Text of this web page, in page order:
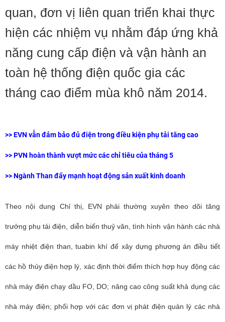
quan, đơn vị liên quan triển khai thực
hiện các nhiệm vụ nhằm đáp ứng khả
năng cung cấp điện và vận hành an
toàn hệ thống điện quốc gia các
tháng cao điểm mùa khô năm 2014.
>>EVN vẫn đảm bảo đủ điện trong điều kiện phụ tải tăng cao
>>PVN hoàn thành vượt mức các chỉ tiêu của tháng 5
>>Ngành Than đẩy mạnh hoạt động sản xuất kinh doanh
Theo nội dung Chỉ thị, EVN phải thường xuyên theo dõi tăng
trưởng phụ tải điện, diễn biến thuỷ văn, tình hình vận hành các nhà
máy nhiệt điện than, tuabin khí để xây dựng phương án điều tiết
các hồ thủy điện hợp lý, xác định thời điểm thích hợp huy động các
nhà máy điện chạy dầu FO, DO; nâng cao công suất khả dụng các
nhà máy điện; phối hợp với các đơn vị phát điện quản lý các nhà